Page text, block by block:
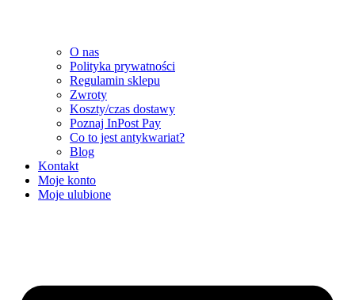
O nas
Polityka prywatności
Regulamin sklepu
Zwroty
Koszty/czas dostawy
Poznaj InPost Pay
Co to jest antykwariat?
Blog
Kontakt
Moje konto
Moje ulubione